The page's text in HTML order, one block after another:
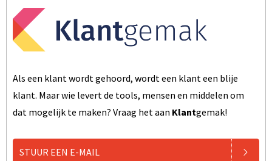
Als een klant wordt gehoord, wordt een klant een blije
klant. Maar wie levert de tools, mensen en middelen om
dat mogelijk te maken? Vraag het aan Klantgemak!
STUUR EEN E-MAIL